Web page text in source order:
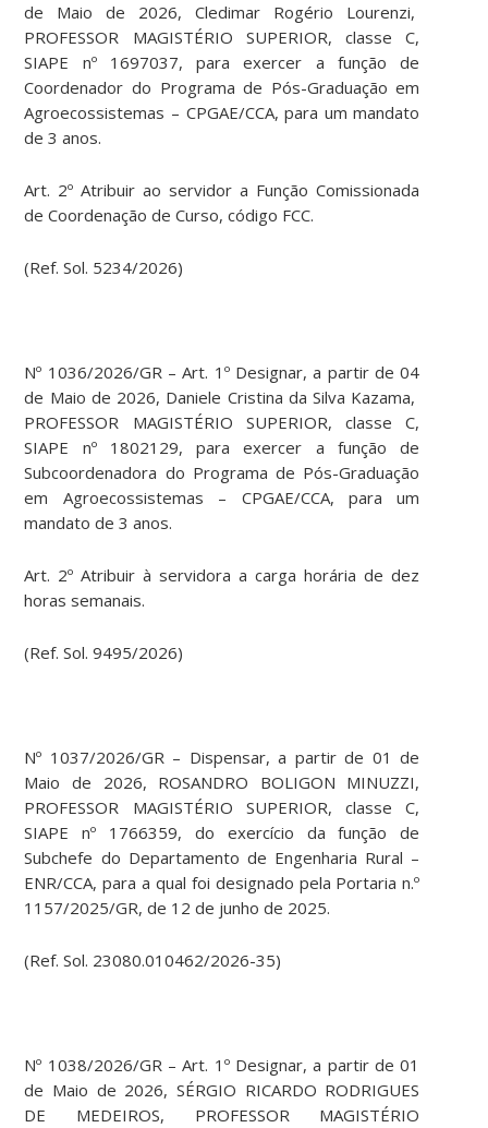
de Maio de 2026, Cledimar Rogério Lourenzi,
PROFESSOR MAGISTÉRIO SUPERIOR, classe C,
SIAPE nº 1697037, para exercer a função de
Coordenador do Programa de Pós-Graduação em
Agroecossistemas – CPGAE/CCA, para um mandato
de 3 anos.
Art. 2º Atribuir ao servidor a Função Comissionada
de Coordenação de Curso, código FCC.
(Ref. Sol. 5234/2026)
Nº 1036/2026/GR – Art. 1º Designar, a partir de 04
de Maio de 2026, Daniele Cristina da Silva Kazama,
PROFESSOR MAGISTÉRIO SUPERIOR, classe C,
SIAPE nº 1802129, para exercer a função de
Subcoordenadora do Programa de Pós-Graduação
em Agroecossistemas – CPGAE/CCA, para um
mandato de 3 anos.
Art. 2º Atribuir à servidora a carga horária de dez
horas semanais.
(Ref. Sol. 9495/2026)
Nº 1037/2026/GR – Dispensar, a partir de 01 de
Maio de 2026, ROSANDRO BOLIGON MINUZZI,
PROFESSOR MAGISTÉRIO SUPERIOR, classe C,
SIAPE nº 1766359, do exercício da função de
Subchefe do Departamento de Engenharia Rural –
ENR/CCA, para a qual foi designado pela Portaria n.º
1157/2025/GR, de 12 de junho de 2025.
(Ref. Sol. 23080.010462/2026-35)
Nº 1038/2026/GR – Art. 1º Designar, a partir de 01
de Maio de 2026, SÉRGIO RICARDO RODRIGUES
DE MEDEIROS, PROFESSOR MAGISTÉRIO